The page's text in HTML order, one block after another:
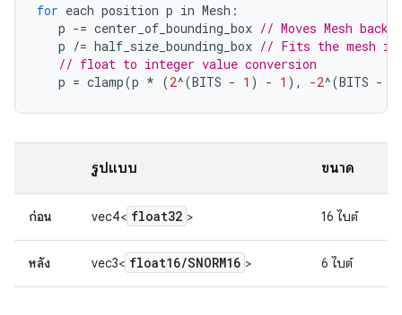
for each position p in Mesh :
p -= center_of_bounding_box // Moves Mesh
p /= half_size_bounding_box // Fits the mesh
// float to integer value conversion
p = clamp(p * (2^(BITS - 1 ) - 1 ), -2^(BITS -
รูปแบบ ขนาด
ก่อน vec4< float32 > 16 ไบต์
หลัง vec3< float16/SNORM16 > 6 ไบต์